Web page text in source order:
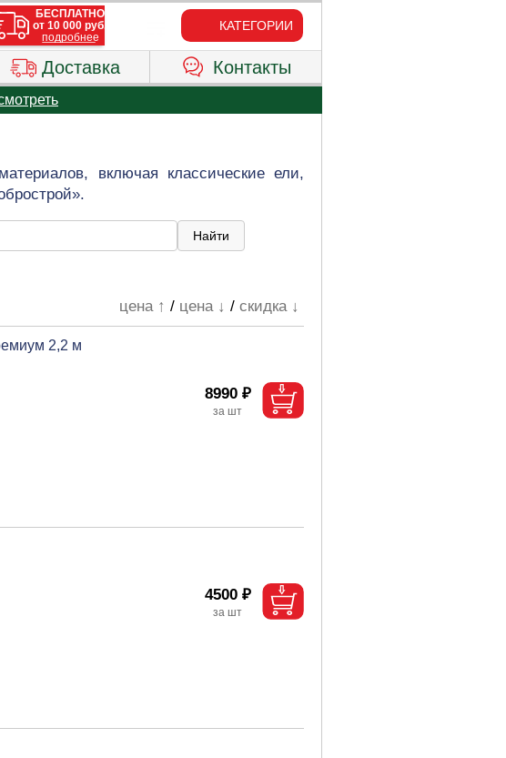
КАТЕГОРИИ
Доставка Контакты
включая классические ели,
цена ↑ / цена ↓ /скидка ↓
2,2 м
8990 ₽
4500 ₽